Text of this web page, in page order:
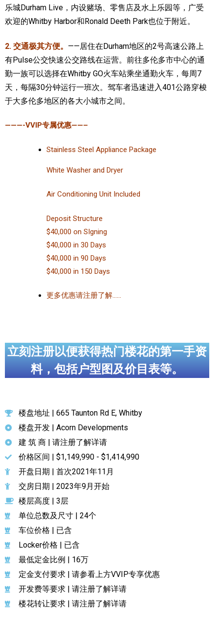
乐城Durham Live，内设赌场、零售店及水上乐园等，广受
欢迎的Whitby Harbor和Ronald Deeth Park也位于附近。
2. 交通极其方便。 ——居住在Durham地区的2号高速公路上
有Pulse公交快速公交路线在运营。前往多伦多市中心的通
勤一族可以选择在Whitby GO火车站乘坐通勤火车，每周7
天，每隔30分钟运行一班次。驾车者迅速进入401公路穿梭
于大多伦多地区的各大小城市之间。
———-VVIP专属优惠——–
Stainless Steel Appliance Package
White Washer and Dryer
Air Conditioning Unit Included
Deposit Structure
$40,000 on SIgning
$40,000 in 30 Days
$40,000 in 90 Days
$40,000 in 150 Days
更多优惠请注册了解……
立刻注册以便获得热门楼花的第一手资
料，包括户型图及价目表等。
楼盘地址 | 665 Taunton Rd E, Whitby
楼盘开发 | Acorn Developments
建 筑 商 | 请注册了解详请
价格区间 | $1,149,990 - $1,414,990
开盘日期 | 首次2021年11月
交房日期 | 2023年9月开始
楼层高度 | 3层
单位总数及尺寸 | 24个
车位价格 | 已含
Locker价格 | 已含
最低定金比例 | 16万
定金支付要求 | 请参看上方VVIP专享优惠
开发费等要求 | 请注册了解详请
楼花转让要求 | 请注册了解详请